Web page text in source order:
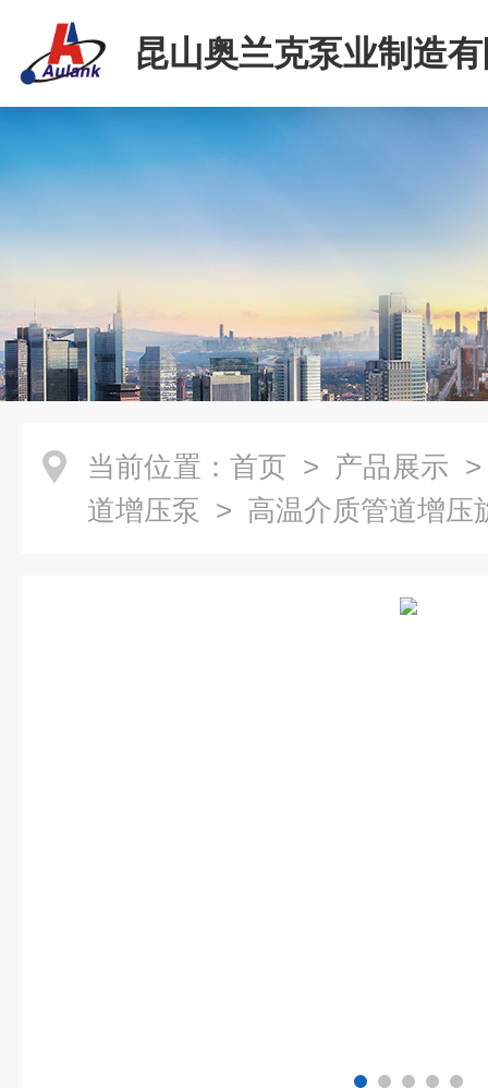
昆山奥兰克泵业制造
当前位置： 首页 > 产品展示
道增压泵 > 高温介质管道增压